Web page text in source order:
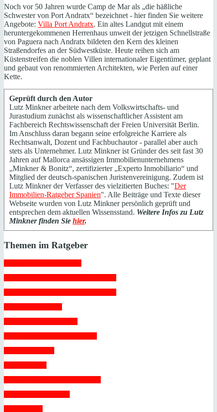
Noch vor 50 Jahren wurde Camp de Mar als „die häßliche
Schwester von Port Andratx“ bezeichnet - hier finden Sie weitere
Angebote: Villa Port Andratx. Ein altes Landgut mit einem
heruntergekommenen Herrenhaus unweit der jetzigen Schnellstraße
von Paguera nach Andratx bildeten den Kern des kleinen
Straßendorfes an der Südwestküste. Heute reihen sich am
Küstenstreifen die noblen Villen internationaler Eigentümer, geplant
und gebaut von renommierten Architekten, wie Perlen auf einer
Kette.
Geprüft durch den Autor
Lutz Minkner arbeitete nach dem Volkswirtschafts- und
Jurastudium zunächst als wissenschaftlicher Assistent am
Fachbereich Rechtswissenschaft der Freien Universität Berlin.
Im Anschluss daran begann seine erfolgreiche Karriere als
Rechtsanwalt, Dozent und Fachbuchautor - parallel aber auch
stets als Unternehmer. Lutz Minkner ist Gründer des seit fast 30
Jahren auf Mallorca ansässigen Immobilienunternehmens
„Minkner & Bonitz“, zertifizierter „Experto Inmobiliario“ und
Mitglied der deutsch-spanischen Juristenvereinigung. Zudem ist
Lutz Minkner der Verfasser des vielzitierten Buches: "Der
Immobilien-Ratgeber Spanien". Alle Beiträge und Texte dieser
Webseite wurden von Lutz Minkner persönlich geprüft und
entsprechen dem aktuellen Wissensstand. Weitere Infos zu Lutz
Minkner finden Sie hier.
Themen im Ratgeber